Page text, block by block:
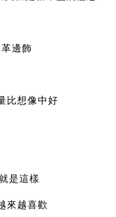
邊飾
比想像中好
是這樣
來越喜歡